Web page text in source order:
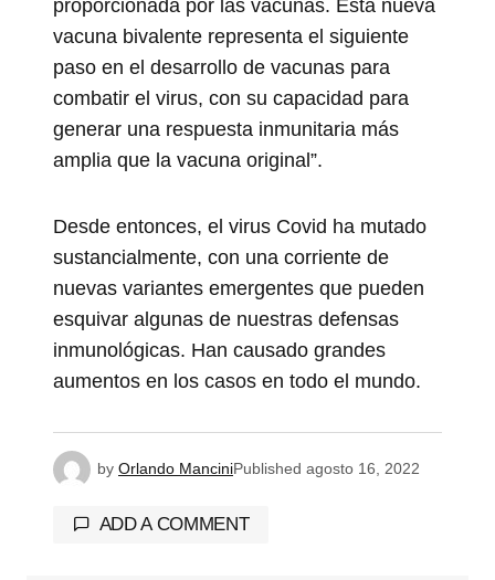
proporcionada por las vacunas. Esta nueva
vacuna bivalente representa el siguiente
paso en el desarrollo de vacunas para
combatir el virus, con su capacidad para
generar una respuesta inmunitaria más
amplia que la vacuna original”.
Desde entonces, el virus Covid ha mutado
sustancialmente, con una corriente de
nuevas variantes emergentes que pueden
esquivar algunas de nuestras defensas
inmunológicas. Han causado grandes
aumentos en los casos en todo el mundo.
by Orlando ManciniPublished agosto 16, 2022
ADD A COMMENT